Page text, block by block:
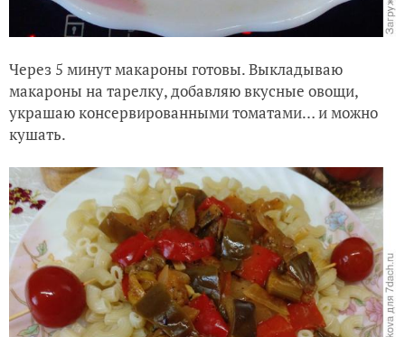
Через 5 минут макароны готовы. Выкладываю
макароны на тарелку, добавляю вкусные овощи,
украшаю консервированными томатами… и можно
кушать.